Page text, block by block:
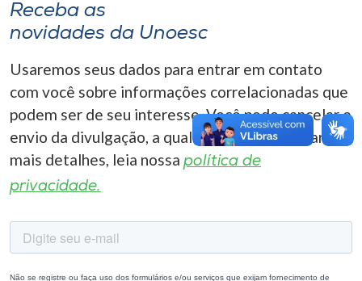
A-
Receba as
novidades da Unoesc
Usaremos seus dados para entrar em contato
com você sobre informações correlacionadas que
podem ser de seu interesse. Você pode cancelar o
envio da divulgação, a qualquer momento. Para
mais detalhes, leia nossa política de
privacidade.